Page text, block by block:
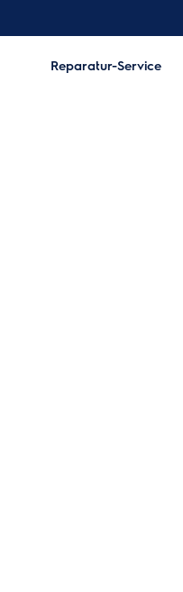
Reparatur-Service